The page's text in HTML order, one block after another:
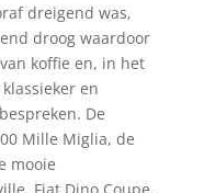
dreigend was,
droog waardoor
koffie en, in het
klassieker en
De
Mille Miglia, de
mooie